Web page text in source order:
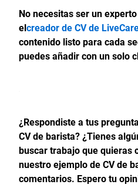
No necesitas ser un
elcreador de CV de
contenido listo para cada
puedes añadir con un solo
¿Respondiste a tus
CV de barista? ¿Tienes
buscar trabajo que quieras
nuestro ejemplo de CV de
comentarios. Espero tu